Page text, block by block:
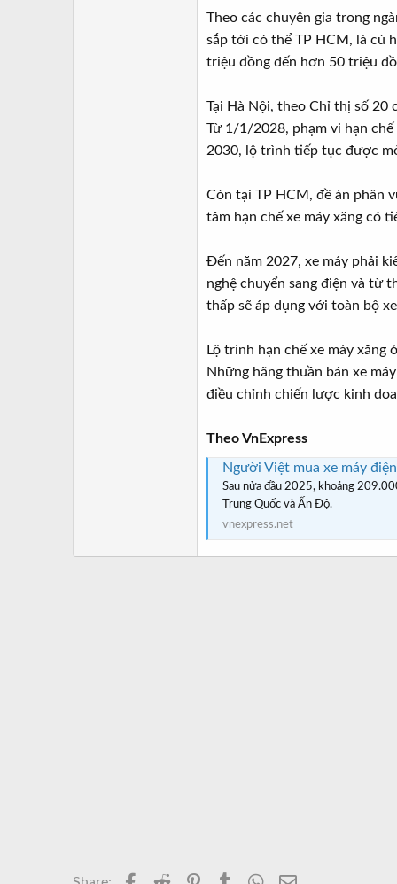
Theo các chuyên gia trong
sắp tới có thể TP HCM, là cú
triệu đồng đến hơn 50 triệu
Tại Hà Nội, theo Chỉ thị số 20
Từ 1/1/2028, phạm vi hạn chế
2030, lộ trình tiếp tục được
Còn tại TP HCM, đề án phân
tâm hạn chế xe máy xăng có
Đến năm 2027, xe máy phải
nghệ chuyển sang điện và từ
thấp sẽ áp dụng với toàn bộ
Lộ trình hạn chế xe máy
Những hãng thuần bán xe
điều chỉnh chiến lược kinh
Theo VnExpress
Người Việt mua xe máy
Sau nửa đầu 2025, khoảng
Trung Quốc và Ấn Độ.
vnexpress.net
Facebook
Reddit Pinterest
Tumblr WhatsApp